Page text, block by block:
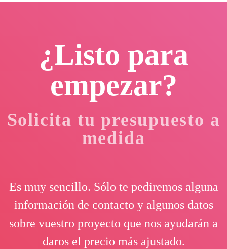
¿Listo para
empezar?
Solicita tu presupuesto a
medida
Es muy sencillo. Sólo te pediremos alguna
información de contacto y algunos datos
sobre vuestro proyecto que nos ayudarán a
daros el precio más ajustado.